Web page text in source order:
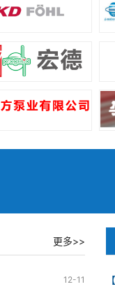
更多>>
12-11